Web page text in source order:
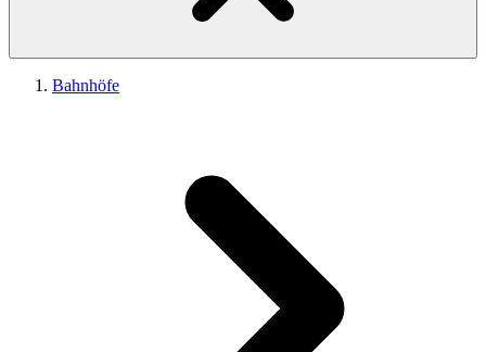
Bahnhöfe